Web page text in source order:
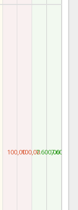
100,00100,007.600,007.600,00